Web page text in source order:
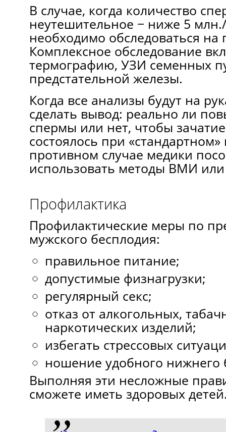
В случае, когда количество
неутешительное − ниже 5
необходимо обследоваться на
Комплексное обследование
термографию, УЗИ семенных
предстательной железы.
Когда все анализы будут на
сделать вывод: реально ли
спермы или нет, чтобы
состоялось при
противном случае медики
использовать методы ВМИ
Профилактика
Профилактические меры по
мужского бесплодия:
правильное питание;
допустимые физнагрузки;
регулярный секс;
отказ от алкогольных,
наркотических изделий;
избегать стрессовых
ношение удобного нижнего
Выполняя эти несложные
сможете иметь здоровых